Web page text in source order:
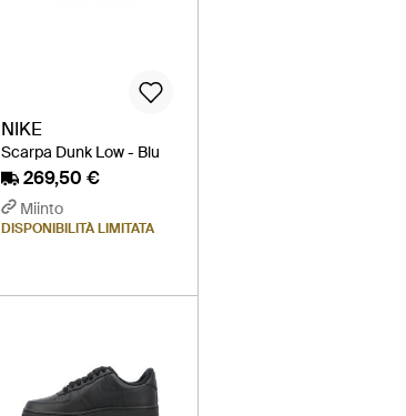
NIKE
Scarpa Dunk Low - Blu
269,50 €
Miinto
DISPONIBILITÀ LIMITATA